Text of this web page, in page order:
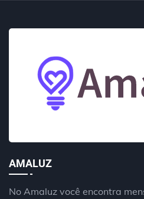
AMALUZ
No Amaluz você encontra